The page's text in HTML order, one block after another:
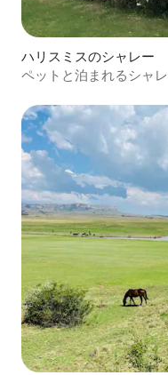
ハリスミスのシャレー
ペットと泊まれるシャ